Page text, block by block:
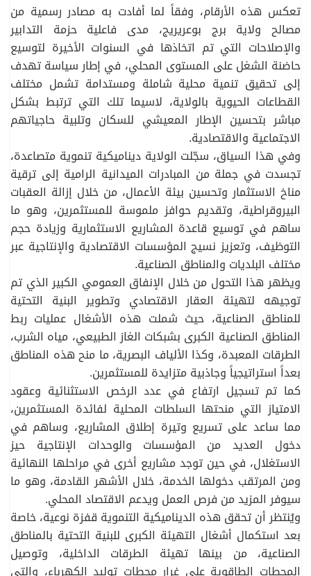
تعكس هذه الأرقام، وفقاً لما أفادت به مصادر رسمية من
مصالح ولاية برج بوعريريج، مدى فاعلية حزمة التدابير
والإصلاحات التي تم اتخاذها في السنوات الأخيرة لتوسيع
حاضنة الشغل على المستوى المحلي، في إطار سياسة تهدف
إلى تحقيق تنمية محلية شاملة ومستدامة تشمل مختلف
القطاعات الحيوية بالولاية، لاسيما تلك التي ترتبط بشكل
مباشر بتحسين الإطار المعيشي للسكان وتلبية حاجياتهم
الاجتماعية والاقتصادية.
وفي هذا السياق، سجّلت الولاية ديناميكية تنموية متصاعدة،
تجسدت في جملة من المبادرات الميدانية الرامية إلى ترقية
مناخ الاستثمار وتحسين بيئة الأعمال، من خلال إزالة العقبات
البيروقراطية، وتقديم حوافز ملموسة للمستثمرين، وهو ما
ساهم في توسيع قاعدة المشاريع الاستثمارية وزيادة حجم
التوظيف، وتعزيز نسيج المؤسسات الاقتصادية والإنتاجية عبر
مختلف البلديات والمناطق الصناعية.
ويظهر هذا التحول من خلال الإنفاق العمومي الكبير الذي تم
توجيهه لتهيئة العقار الاقتصادي وتطوير البنية التحتية
للمناطق الصناعية، حيث شملت هذه الأشغال عمليات ربط
المناطق الصناعية الكبرى بشبكات الغاز الطبيعي، مياه الشرب،
الطرقات المعبدة، وكذا الألياف البصرية، ما منح هذه المناطق
بعداً استراتيجياً وجاذبية متزايدة للمستثمرين.
كما تم تسجيل ارتفاع في عدد الرخص الاستثنائية وعقود
الامتياز التي منحتها السلطات المحلية لفائدة المستثمرين،
مما ساعد على تسريع وتيرة إطلاق المشاريع، وساهم في
دخول العديد من المؤسسات والوحدات الإنتاجية حيز
الاستغلال، في حين توجد مشاريع أخرى في مراحلها النهائية
ومن المرتقب دخولها الخدمة، خلال الأشهر القادمة، وهو ما
سيوفر المزيد من فرص العمل ويدعم الاقتصاد المحلي.
ويُنتظر أن تحقق هذه الديناميكية التنموية قفزة نوعية، خاصة
بعد استكمال أشغال التهيئة الكبرى للبنية التحتية بالمناطق
الصناعية، من بينها تهيئة الطرقات الداخلية، وتوصيل
المحطات الطاقوية على غرار محطات توليد الكهرباء، والتي